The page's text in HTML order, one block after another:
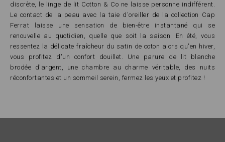
discrète, le linge de lit Cotton & Co ne laisse personne indifférent.
Le contact de la peau avec la taie d'oreiller de la collection Cap
Ferrat laisse une sensation de bien-être instantané qui se
renouvelle au quotidien, quelle que soit la saison. En été, vous
ressentez la délicate fraîcheur du satin de coton alors qu'en hiver,
vous profitez d'un confort douillet. Une parure de lit blanche
brodée d'argent, une chambre au charme véritable, des nuits
réconfortantes et un sommeil serein, fermez les yeux et profitez !